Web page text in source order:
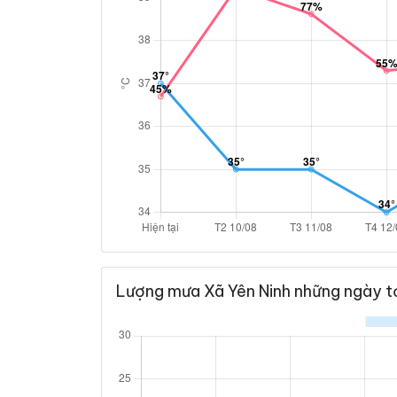
Lượng mưa Xã Yên Ninh những ngày